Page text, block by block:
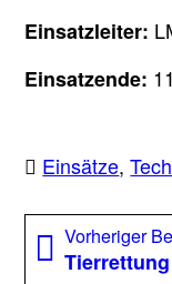
Einsatzleiter:
Einsatzende:
Einsätze,
Vorheriger
Tierrettung